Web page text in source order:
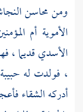
ومن محاسن
الأموية أم
الأسديقديما ،
، فولدت له حبيبة
أدركه الشقاء